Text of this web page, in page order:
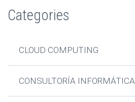
Categories
CLOUD COMPUTING
CONSULTORÍA INFORMÁTICA